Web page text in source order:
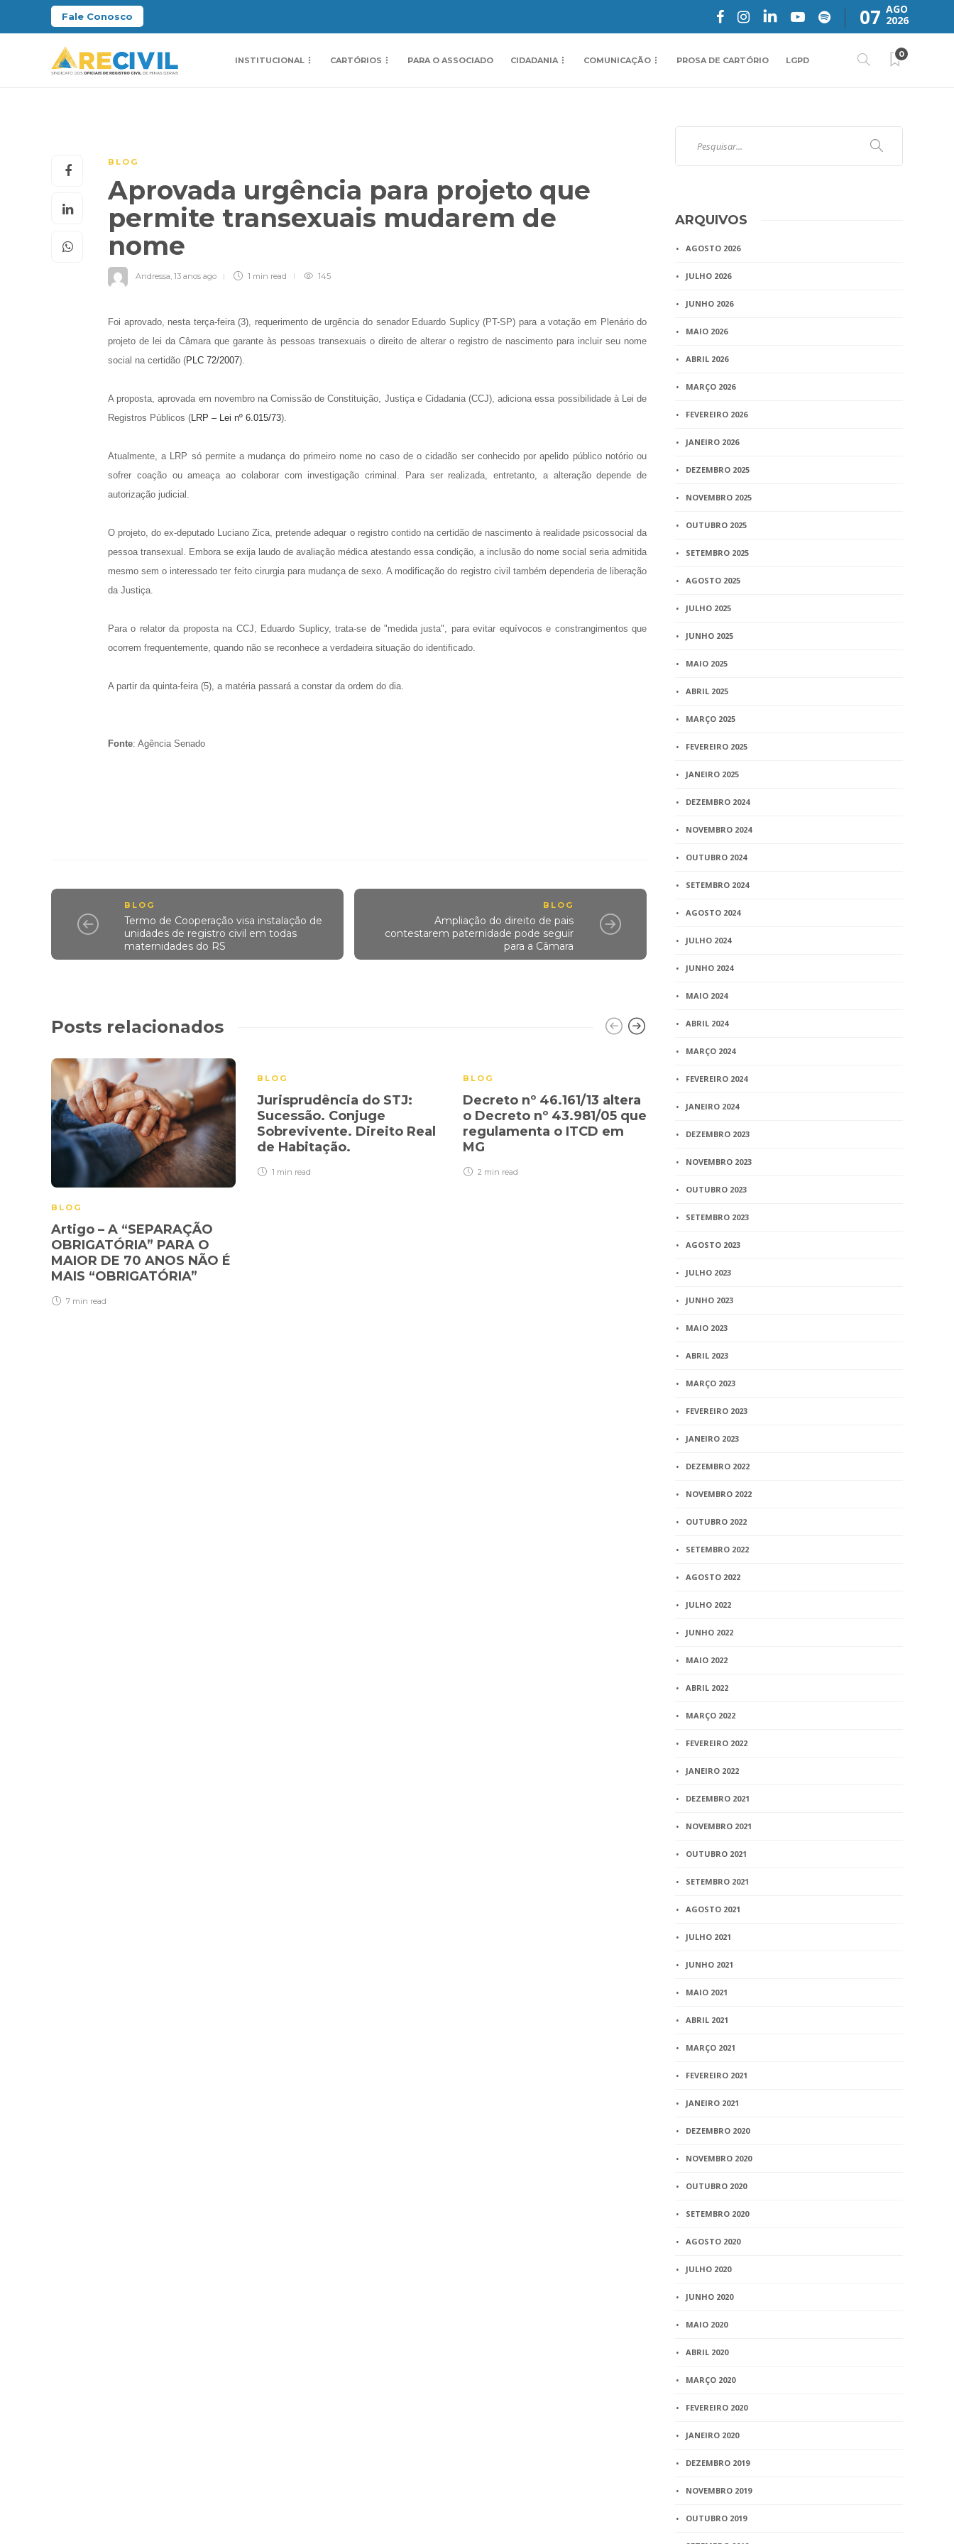
Fale Conosco 07 AGO
2026
INSTITUCIONAL CARTÓRIOS PARA O ASSOCIADO CIDADANIA COMUNICAÇÃO PROSA DE CARTÓRIO LGPD
0
BLOG
Aprovada urgência para projeto que
permite transexuais mudarem de
nome
Andressa, 13 anos ago 1 min read 145
Foi aprovado, nesta terça-feira (3), requerimento de urgência do senador Eduardo Suplicy (PT-SP) para a votação em Plenário do
projeto de lei da Câmara que garante às pessoas transexuais o direito de alterar o registro de nascimento para incluir seu nome
social na certidão (PLC 72/2007).
A proposta, aprovada em novembro na Comissão de Constituição, Justiça e Cidadania (CCJ), adiciona essa possibilidade à Lei de
Registros Públicos (LRP – Lei nº 6.015/73).
Atualmente, a LRP só permite a mudança do primeiro nome no caso de o cidadão ser conhecido por apelido público notório ou
sofrer coação ou ameaça ao colaborar com investigação criminal. Para ser realizada, entretanto, a alteração depende de
autorização judicial.
O projeto, do ex-deputado Luciano Zica, pretende adequar o registro contido na certidão de nascimento à realidade psicossocial da
pessoa transexual. Embora se exija laudo de avaliação médica atestando essa condição, a inclusão do nome social seria admitida
mesmo sem o interessado ter feito cirurgia para mudança de sexo. A modificação do registro civil também dependeria de liberação
da Justiça.
Para o relator da proposta na CCJ, Eduardo Suplicy, trata-se de "medida justa", para evitar equívocos e constrangimentos que
ocorrem frequentemente, quando não se reconhece a verdadeira situação do identificado.
A partir da quinta-feira (5), a matéria passará a constar da ordem do dia.
Fonte: Agência Senado
BLOG
Termo de Cooperação visa instalação de
unidades de registro civil em todas
maternidades do RS
BLOG
Ampliação do direito de pais
contestarem paternidade pode seguir
para a Câmara
Posts relacionados
BLOG
Artigo – A “SEPARAÇÃO
OBRIGATÓRIA” PARA O
MAIOR DE 70 ANOS NÃO É
MAIS “OBRIGATÓRIA”
7 min read
BLOG
Jurisprudência do STJ:
Sucessão. Conjuge
Sobrevivente. Direito Real
de Habitação.
1 min read
BLOG
Decreto nº 46.161/13 altera
o Decreto nº 43.981/05 que
regulamenta o ITCD em
MG
2 min read
parcial de bens e a
instrumentos da
ARQUIVOS
AGOSTO 2026
JULHO 2026
JUNHO 2026
MAIO 2026
ABRIL 2026
MARÇO 2026
FEVEREIRO 2026
JANEIRO 2026
DEZEMBRO 2025
NOVEMBRO 2025
OUTUBRO 2025
SETEMBRO 2025
AGOSTO 2025
JULHO 2025
JUNHO 2025
MAIO 2025
ABRIL 2025
MARÇO 2025
FEVEREIRO 2025
JANEIRO 2025
DEZEMBRO 2024
NOVEMBRO 2024
OUTUBRO 2024
SETEMBRO 2024
AGOSTO 2024
JULHO 2024
JUNHO 2024
MAIO 2024
ABRIL 2024
MARÇO 2024
FEVEREIRO 2024
JANEIRO 2024
DEZEMBRO 2023
NOVEMBRO 2023
OUTUBRO 2023
SETEMBRO 2023
AGOSTO 2023
JULHO 2023
JUNHO 2023
MAIO 2023
ABRIL 2023
MARÇO 2023
FEVEREIRO 2023
JANEIRO 2023
DEZEMBRO 2022
NOVEMBRO 2022
OUTUBRO 2022
SETEMBRO 2022
AGOSTO 2022
JULHO 2022
JUNHO 2022
MAIO 2022
ABRIL 2022
MARÇO 2022
FEVEREIRO 2022
JANEIRO 2022
DEZEMBRO 2021
NOVEMBRO 2021
OUTUBRO 2021
SETEMBRO 2021
AGOSTO 2021
JULHO 2021
JUNHO 2021
MAIO 2021
ABRIL 2021
MARÇO 2021
FEVEREIRO 2021
JANEIRO 2021
DEZEMBRO 2020
NOVEMBRO 2020
OUTUBRO 2020
SETEMBRO 2020
AGOSTO 2020
JULHO 2020
JUNHO 2020
MAIO 2020
ABRIL 2020
MARÇO 2020
FEVEREIRO 2020
JANEIRO 2020
DEZEMBRO 2019
NOVEMBRO 2019
OUTUBRO 2019